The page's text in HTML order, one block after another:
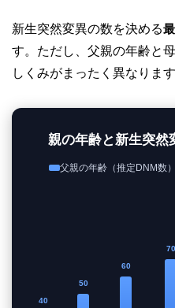
新生突然変異の数を決める
す。ただし、父親の年齢と
しくみがまったく異なります
親の年齢と新生突然
父親の年齢（推定DNM数）
40
50
60
70